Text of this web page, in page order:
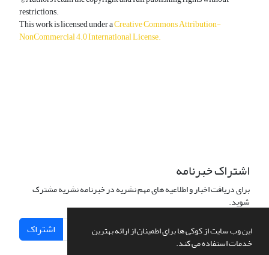
این وب سایت از کوکی ها برای اطمینان از ارائه بهترین
خدمات استفاده می کند.
restrictions.
This work is licensed under aCreative Commons Attribution-
NonCommercial 4.0 International License.
اشتراک خبرنامه
برای دریافت اخبار و اطلاعیه های مهم نشریه در خبرنامه نشریه مشترک
شوید.
اشتراک